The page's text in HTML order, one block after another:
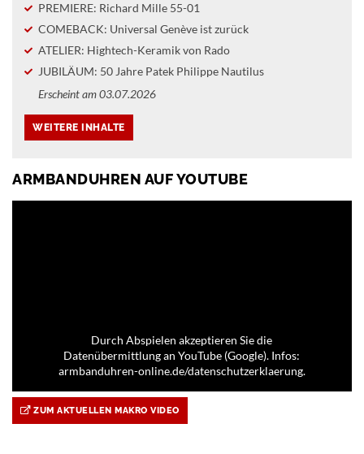
PREMIERE: Richard Mille 55-01
COMEBACK: Universal Genève ist zurück
ATELIER: Hightech-Keramik von Rado
JUBILÄUM: 50 Jahre Patek Philippe Nautilus
Erscheint am 03.07.2026
ARMBANDUHREN AUF YOUTUBE
Durch Abspielen akzeptieren Sie die
Datenübermittlung an YouTube (Google). Infos:
armbanduhren-online.de/datenschutzerklaerung.
ZUM AKTUELLEN MAKRO VIDEO